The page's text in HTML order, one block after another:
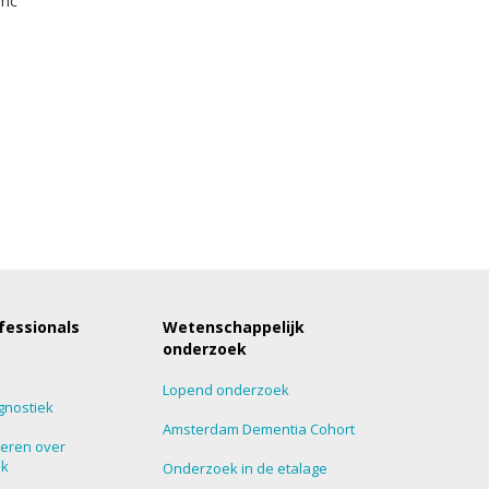
over
Wetenschappelijk
onderzoek
Lopend onderzoek
Amsterdam Dementia Cohort
Onderzoek in de etalage